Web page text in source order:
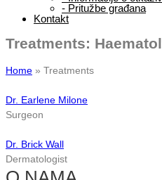
- Pritužbe građana
Kontakt
Treatments:
Home » Treatments
Dr. Earlene Milone
Surgeon
Dr. Brick Wall
Dermatologist